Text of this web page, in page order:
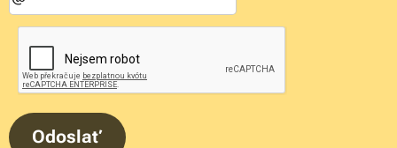
Odoslať